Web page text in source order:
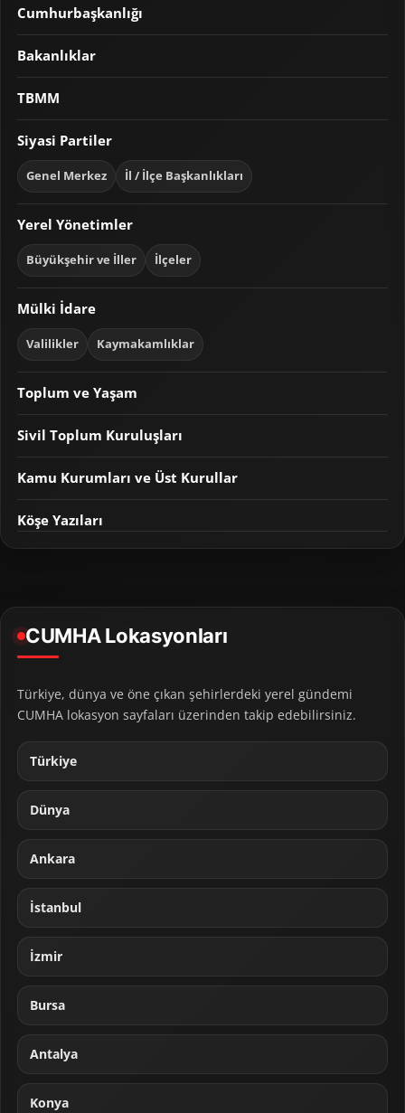
Cumhurbaşkanlığı
Bakanlıklar
TBMM
Siyasi Partiler
Genel Merkez İl / İlçe Başkanlıkları
Yerel Yönetimler
Büyükşehir ve İller İlçeler
Mülki İdare
Valilikler Kaymakamlıklar
Toplum ve Yaşam
Sivil Toplum Kuruluşları
Kamu Kurumları ve Üst Kurullar
Köşe Yazıları
CUMHA Lokasyonları
Türkiye, dünya ve öne çıkan şehirlerdeki yerel gündemi
CUMHA lokasyon sayfaları üzerinden takip edebilirsiniz.
Türkiye
Dünya
Ankara
İstanbul
İzmir
Bursa
Antalya
Konya